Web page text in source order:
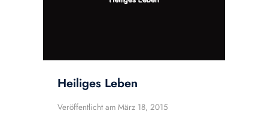
Heiliges Leben
Veröffentlicht am März 18, 2015